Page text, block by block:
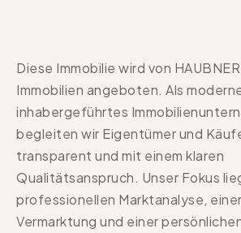
Diese Immobilie wird von
Immobilien angeboten. Als
inhabergeführtes
begleiten wir Eigentümer und
transparent und mit einem klaren
Qualitätsanspruch. Unser Fokus
professionellen Marktanalyse,
Vermarktung und einer